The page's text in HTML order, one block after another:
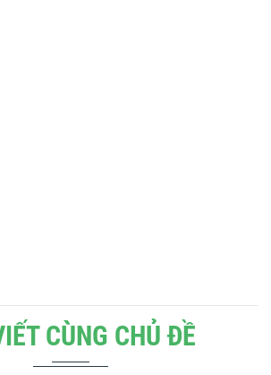
CÙNG CHỦ ĐỀ